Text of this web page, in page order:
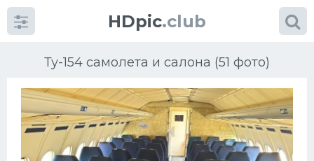
HDpic.club
Ту-154 самолета и салона (51 фото)